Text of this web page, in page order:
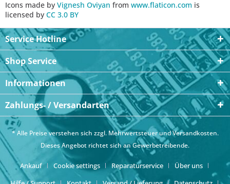
Icons made by Vignesh Oviyan from www.flaticon.com is
licensed by CC 3.0 BY
Service Hotline
Shop Service
Informationen
Zahlungs- / Versandarten
* Alle Preise verstehen sich zzgl. Mehrwertsteuer undVersandkosten.
Dieses Angebot richtet sich an Gewerbetreibende.
Ankauf Cookie settings Reparaturservice
Über uns